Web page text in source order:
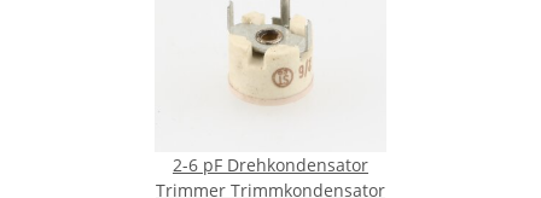
2-6 pF Drehkondensator
Trimmer Trimmkondensator